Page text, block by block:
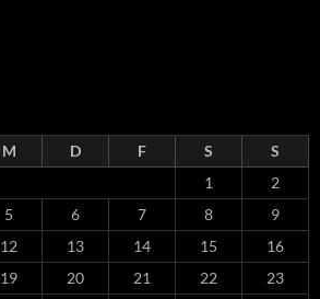
M D F S
S
1
2
5 6 7 8
9
12 13 14 15
16
19 20 21 22
23